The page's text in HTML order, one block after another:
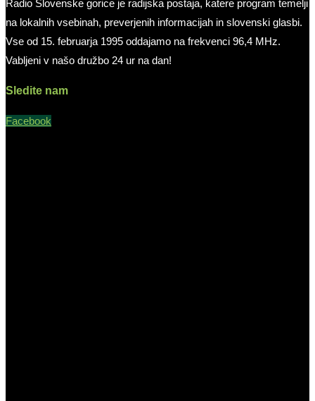
Radio Slovenske gorice je radijska postaja, katere program temelji
na lokalnih vsebinah, preverjenih informacijah in slovenski glasbi.
Vse od 15. februarja 1995 oddajamo na frekvenci 96,4 MHz.
Vabljeni v našo družbo 24 ur na dan!
Sledite nam
Facebook